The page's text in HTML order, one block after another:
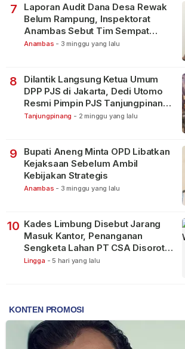
7
Laporan Audit Dana Desa Rewak
Belum Rampung, Inspektorat
Anambas Sebut Tim Sempat
Terbagi Tangani Kasus Lain
Anambas - 3 minggu yang lalu
8
Dilantik Langsung Ketua Umum
DPP PJS di Jakarta, Dedi Utomo
Resmi Pimpin PJS Tanjungpinang-
Bintan
Tanjungpinang - 2 minggu yang lalu
9
Bupati Aneng Minta OPD Libatkan
Kejaksaan Sebelum Ambil
Kebijakan Strategis
Anambas - 3 minggu yang lalu
10 Kades Limbung Disebut Jarang
Masuk Kantor, Penanganan
Sengketa Lahan PT CSA Disorot
Warga
Lingga - 5 hari yang lalu